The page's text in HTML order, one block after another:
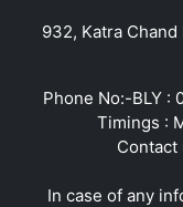
932, Katra
Phone No:-BLY :
Timings :
Contact
In case of any